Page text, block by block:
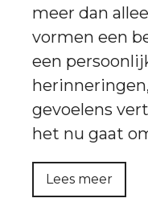
meer dan
vormen een
een
gevoelens
het nu gaat
Lees meer